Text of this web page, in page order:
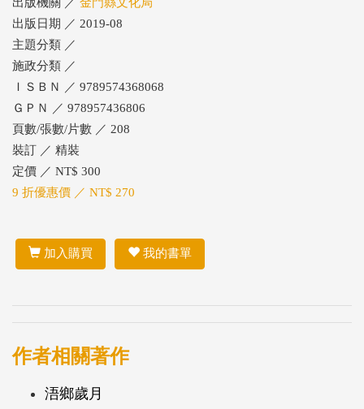
出版日期 ／ 2019-08
主題分類 ／
施政分類 ／
ＩＳＢＮ ／ 9789574368068
ＧＰＮ ／ 978957436806
頁數/張數/片數 ／ 208
裝訂 ／ 精裝
定價 ／ NT$ 300
9 折優惠價 ／ NT$ 270
加入購買 我的書單
作者相關著作
浯鄉歲月